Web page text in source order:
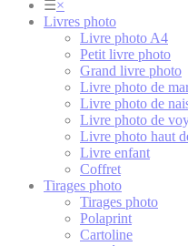
☰×
Livres photo
Livre photo A4
Petit livre photo
Grand livre photo
Livre photo de
Livre photo de
Livre photo de
Livre photo haut
Livre enfant
Coffret
Tirages photo
Tirages photo
Polaprint
Cartoline